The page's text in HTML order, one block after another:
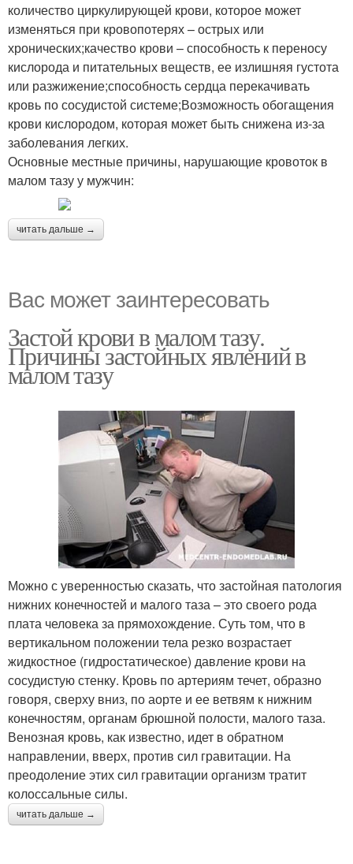
количество циркулирующей крови, которое может
изменяться при кровопотерях – острых или
хронических;качество крови – способность к переносу
кислорода и питательных веществ, ее излишняя густота
или разжижение;способность сердца перекачивать
кровь по сосудистой системе;Возможность обогащения
крови кислородом, которая может быть снижена из-за
заболевания легких.
Основные местные причины, нарушающие кровоток в
малом тазу у мужчин:
читать дальше →
Вас может заинтересовать
Застой крови в малом тазу.
Причины застойных явлений в
малом тазу
Можно с уверенностью сказать, что застойная патология
нижних конечностей и малого таза – это своего рода
плата человека за прямохождение. Суть том, что в
вертикальном положении тела резко возрастает
жидкостное (гидростатическое) давление крови на
сосудистую стенку. Кровь по артериям течет, образно
говоря, сверху вниз, по аорте и ее ветвям к нижним
конечностям, органам брюшной полости, малого таза.
Венозная кровь, как известно, идет в обратном
направлении, вверх, против сил гравитации. На
преодоление этих сил гравитации организм тратит
колоссальные силы.
читать дальше →